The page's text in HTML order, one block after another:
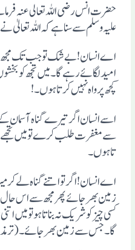
حضرت انس رضی اللہ تعالی عنہ
علیہ وسلم سے سنا ہے کہ اللہ تعالیٰ نے
اے انسان! بے شک تو جب تک مجھ
امید لگائے رہے گا۔ میں تجھ کو
کچھ پرواہ نہیں کرتا ہوں۔!
ا سے انسان اگر تیرے گناہ آسمان کے
سے مغفرت طلب کرے تو میں تجھے
تاہوں۔
اے انسان! اگر تو اتنے گناہ لے
زمین بھر جائے پھر مجھ سے اس
کسی چیز کو شریک نہ بناتا ہو تو
گا۔ جس سے زمین بھر جائے۔